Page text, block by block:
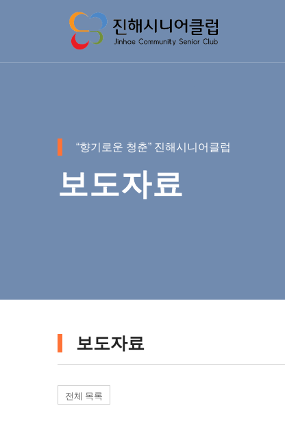
“향기로운 청춘” 진해시니어클럽
보도자료
보도자료
전체 목록